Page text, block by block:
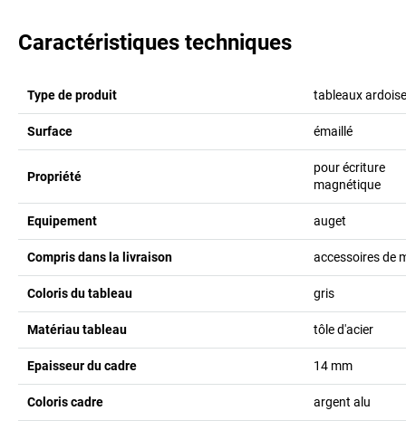
Caractéristiques techniques
Type de produit tableaux ardoise
Surface émaillé
Propriété
pour écriture
magnétique
Equipement auget
Compris dans la livraison accessoires de
Coloris du tableau gris
Matériau tableau tôle d'acier
Epaisseur du cadre 14 mm
Coloris cadre argent alu